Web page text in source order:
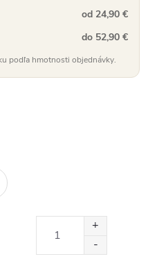
od 24,90 €
do 52,90 €
podľa hmotnosti objednávky.